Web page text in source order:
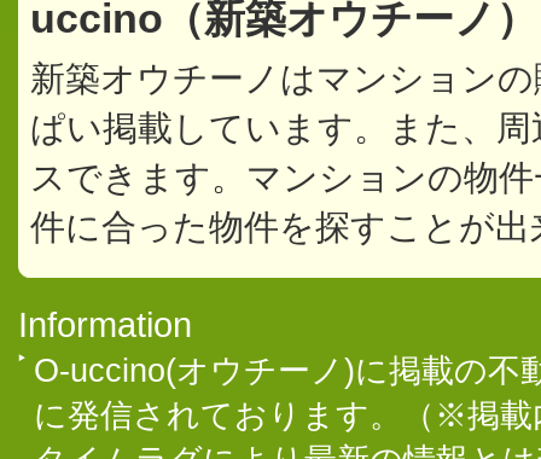
uccino（新築オウチーノ
新築オウチーノはマンション
ぱい掲載しています。また、
スできます。マンションの物
件に合った物件を探すことが出
Information
O-uccino(オウチーノ)に掲載の不
に発信されております。（※掲